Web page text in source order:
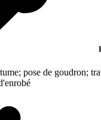
pose de goudron;